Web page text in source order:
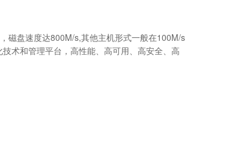
磁盘速度达800M/s,其他主机形式一般在100M/s
术和管理平台，高性能、高可用、高安全、高